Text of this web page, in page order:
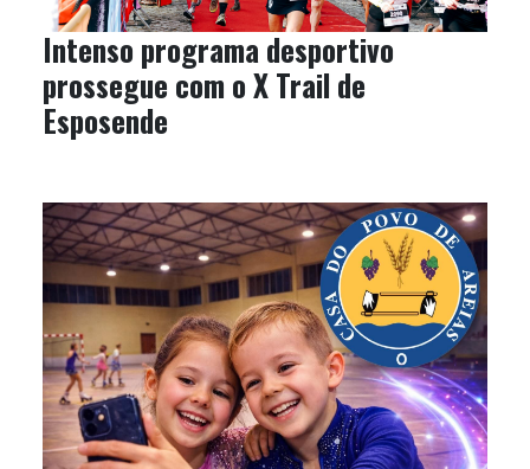
Intenso programa desportivo
prossegue com o X Trail de
Esposende